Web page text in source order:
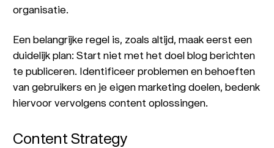
organisatie.
Een belangrijke regel is, zoals altijd, maak eerst een
duidelijk plan: Start niet met het doel blog berichten
te publiceren. Identificeer problemen en behoeften
van gebruikers en je eigen marketing doelen, bedenk
hiervoor vervolgens content oplossingen.
Content Strategy